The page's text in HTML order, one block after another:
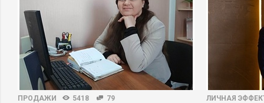
ПРОДАЖИ 5418 79 ЛИЧНАЯ